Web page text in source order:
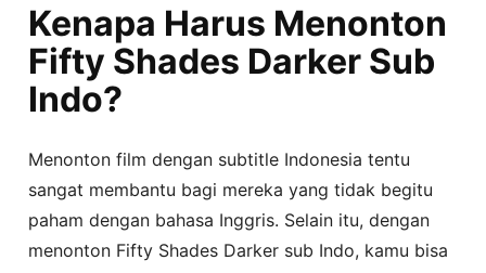
Kenapa Harus Menonton
Fifty Shades Darker Sub
Indo?
Menonton film dengan subtitle Indonesia tentu
sangat membantu bagi mereka yang tidak begitu
paham dengan bahasa Inggris. Selain itu, dengan
menonton Fifty Shades Darker sub Indo, kamu bisa